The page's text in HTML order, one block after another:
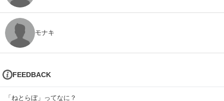
モナキ
FEEDBACK
「ねとらぼ」ってなに？